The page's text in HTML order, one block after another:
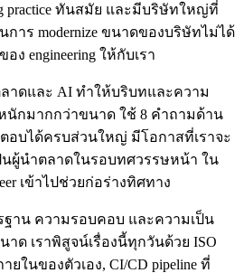
practice ทันสมัย และมีบริษัทใหญ่ที่
การ modernize ขนาดของบริษัทไม่ได้
engineering ให้กับเรา
ลาดและ AI ทำให้บริบทและความ
หนักมากกว่าขนาด ใช้ 8 คำถามด้าน
ตอบได้ครบส่วนใหญ่ มีโอกาสที่เราจะ
นผู้นำตลาดในรอบทศวรรษหน้า ใน
เข้าไปช่วยก่อร่างทิศทาง
รฐาน ความรอบคอบ และความเป็น
ด เราพิสูจน์เรื่องนี้ทุกวันด้วย ISO
ายในของตัวเอง, CI/CD pipeline ที่